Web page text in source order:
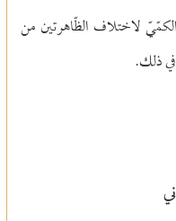
لاختلاف الظّاهرتين من
في ذلك.